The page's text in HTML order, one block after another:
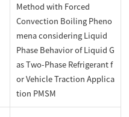
Method with Forced
Convection Boiling Pheno
mena considering Liquid
Phase Behavior of Liquid G
as Two-Phase Refrigerant f
or Vehicle Traction Applica
tion PMSM